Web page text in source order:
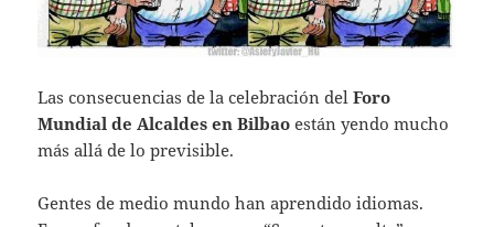
Las consecuencias de la celebración delForo
Mundial de Alcaldes en Bilbao están yendo mucho
más allá de lo previsible.
Gentes de medio mundo han aprendido idiomas.